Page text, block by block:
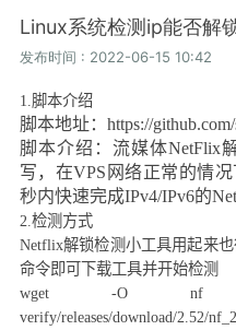
短效代理
隧道代理
独享代理
长效代理
进入控制台
Linux系统检测ip能否解
发布时间 : 2022-06-15 10:42
1. 脚本介绍
脚本地址： https://
脚本介绍：流媒体NetFlix
写，在VPS 网络正常的情
秒内快速完成IPv4/IPv6的
2. 检测方式
Netflix解锁检测小工具用起来
命令即可下载工具并开始检测
wget -O nf https://
verify/releases/download/2.52/